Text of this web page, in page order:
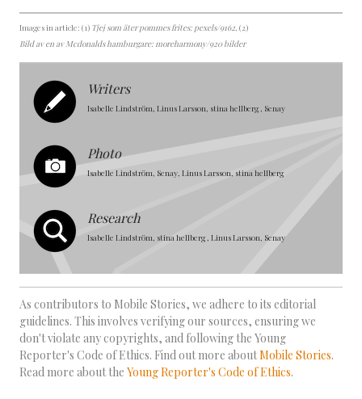
Images in article: (1) Tjej som äter pommes frites: pexels/9162, (2)
Bild av en av Mcdonalds hamburgare: moreharmony/920 bilder
Writers
Isabelle Lindström, Linus Larsson, stina hellberg , Senay
Photo
Isabelle Lindström, Senay, Linus Larsson, stina hellberg
Research
Isabelle Lindström, stina hellberg , Linus Larsson, Senay
As contributors to Mobile Stories, we adhere to its editorial
guidelines. This involves verifying our sources, ensuring we
don't violate any copyrights, and following the Young
Reporter's Code of Ethics. Find out more aboutMobile Stories.
Read more about the Young Reporter's Code of Ethics.